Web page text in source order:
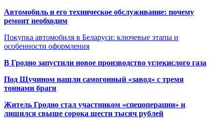
Автомобиль и его техническое обслуживание: почему
ремонт необходим
Покупка автомобиля в Беларуси: ключевые этапы и
особенности оформления
В Гродно запустили новое производство углекислого газа
Под Щучином нашли самогонный «завод» с тремя
тоннами браги
Житель Гродно стал участником «спецоперации» и
лишился свыше сорока шести тысяч рублей